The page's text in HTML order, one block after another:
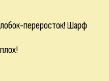
переросток! Шарф